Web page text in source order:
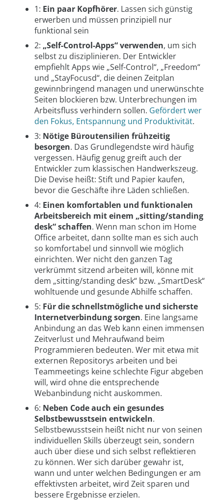
1: Ein paar Kopfhörer. Lassen sich günstig
erwerben und müssen prinzipiell nur
funktional sein
2: „Self-Control-Apps“ verwenden, um sich
selbst zu disziplinieren. Der Entwickler
empfiehlt Apps wie „Self-Control“, „Freedom“
und „StayFocusd“, die deinen Zeitplan
gewinnbringend managen und unerwünschte
Seiten blockieren bzw. Unterbrechungen im
Arbeitsfluss verhindern sollen. Gefördert wer
den Fokus, Entspannung und Produktivität.
3: Nötige Büroutensilien frühzeitig
besorgen. Das Grundlegendste wird häufig
vergessen. Häufig genug greift auch der
Entwickler zum klassischen Handwerkszeug.
Die Devise heißt: Stift und Papier kaufen,
bevor die Geschäfte ihre Läden schließen.
4: Einen komfortablen und funktionalen
Arbeitsbereich mit einem „sitting/standing
desk“ schaffen. Wenn man schon im Home
Office arbeitet, dann sollte man es sich auch
so komfortabel und sinnvoll wie möglich
einrichten. Wer nicht den ganzen Tag
verkrümmt sitzend arbeiten will, könne mit
dem „sitting/standing desk“ bzw. „SmartDesk“
wohltuende und gesunde Abhilfe schaffen.
5: Für die schnellstmögliche und sicherste
Internetverbindung sorgen. Eine langsame
Anbindung an das Web kann einen immensen
Zeitverlust und Mehraufwand beim
Programmieren bedeuten. Wer mit etwa mit
externen Repositorys arbeiten und bei
Teammeetings keine schlechte Figur abgeben
will, wird ohne die entsprechende
Webanbindung nicht auskommen.
6: Neben Code auch ein gesundes
Selbstbewusstsein entwickeln.
Selbstbewusstsein heißt nicht nur von seinen
individuellen Skills überzeugt sein, sondern
auch über diese und sich selbst reflektieren
zu können. Wer sich darüber gewahr ist,
wann und unter welchen Bedingungen er am
effektivsten arbeitet, wird Zeit sparen und
bessere Ergebnisse erzielen.